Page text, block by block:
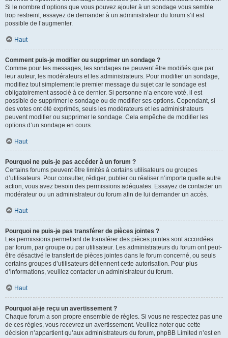
Si le nombre d’options que vous pouvez ajouter à un sondage vous semble
trop restreint, essayez de demander à un administrateur du forum s’il est
possible de l’augmenter.
Haut
Comment puis-je modifier ou supprimer un sondage ?
Comme pour les messages, les sondages ne peuvent être modifiés que par
leur auteur, les modérateurs et les administrateurs. Pour modifier un sondage,
modifiez tout simplement le premier message du sujet car le sondage est
obligatoirement associé à ce dernier. Si personne n’a encore voté, il est
possible de supprimer le sondage ou de modifier ses options. Cependant, si
des votes ont été exprimés, seuls les modérateurs et les administrateurs
peuvent modifier ou supprimer le sondage. Cela empêche de modifier les
options d’un sondage en cours.
Haut
Pourquoi ne puis-je pas accéder à un forum ?
Certains forums peuvent être limités à certains utilisateurs ou groupes
d’utilisateurs. Pour consulter, rédiger, publier ou réaliser n’importe quelle autre
action, vous avez besoin des permissions adéquates. Essayez de contacter un
modérateur ou un administrateur du forum afin de lui demander un accès.
Haut
Pourquoi ne puis-je pas transférer de pièces jointes ?
Les permissions permettant de transférer des pièces jointes sont accordées
par forum, par groupe ou par utilisateur. Les administrateurs du forum ont peut-
être désactivé le transfert de pièces jointes dans le forum concerné, ou seuls
certains groupes d’utilisateurs détiennent cette autorisation. Pour plus
d’informations, veuillez contacter un administrateur du forum.
Haut
Pourquoi ai-je reçu un avertissement ?
Chaque forum a son propre ensemble de règles. Si vous ne respectez pas une
de ces règles, vous recevrez un avertissement. Veuillez noter que cette
décision n’appartient qu’aux administrateurs du forum, phpBB Limited n’est en